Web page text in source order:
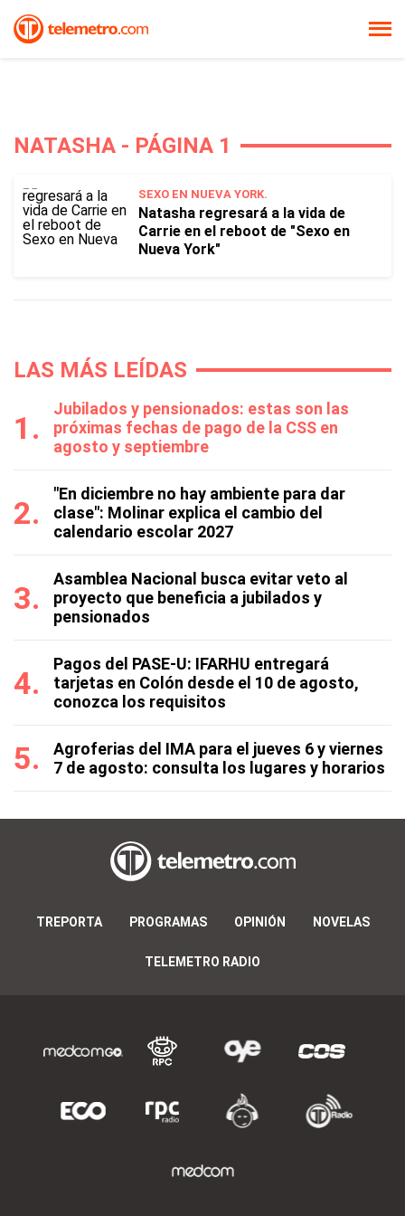
NATASHA - PÁGINA 1
SEXO EN NUEVA YORK.
Natasha regresará a la vida de
Carrie en el reboot de "Sexo en
Nueva York"
LAS MÁS LEÍDAS
Jubilados y pensionados: estas son las
próximas fechas de pago de la CSS en
agosto y septiembre
"En diciembre no hay ambiente para dar
clase": Molinar explica el cambio del
calendario escolar 2027
Asamblea Nacional busca evitar veto al
proyecto que beneficia a jubilados y
pensionados
Pagos del PASE-U: IFARHU entregará
tarjetas en Colón desde el 10 de agosto,
conozca los requisitos
Agroferias del IMA para el jueves 6 y viernes
7 de agosto: consulta los lugares y horarios
TREPORTA PROGRAMAS OPINIÓN NOVELAS
TELEMETRO RADIO